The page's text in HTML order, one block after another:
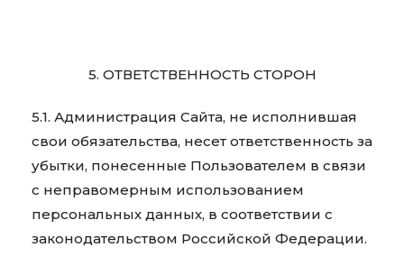
5. ОТВЕТСТВЕННОСТЬ СТОРОН
5.1. Администрация Сайта, не исполнившая
свои обязательства, несет ответственность за
убытки, понесенные Пользователем в связи
с неправомерным использованием
персональных данных, в соответствии с
законодательством Российской Федерации.